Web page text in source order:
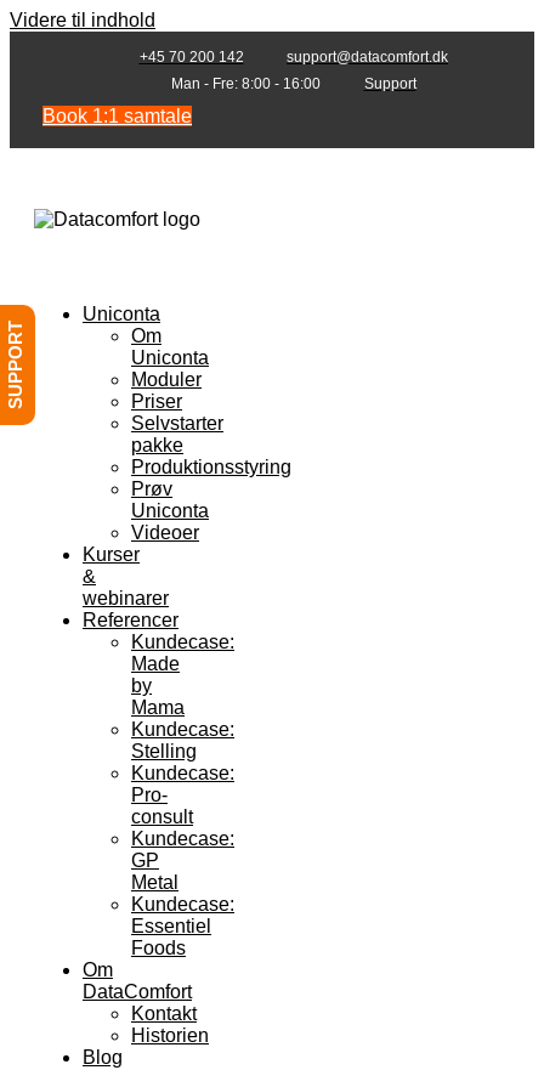
Videre til indhold
+45 70 200 142
support@datacomfort.dk
Man - Fre: 8:00 - 16:00
Support
Book 1:1 samtale
Uniconta
Om
Uniconta
Moduler
Priser
Selvstarter
pakke
Produktionsstyring
Prøv
Uniconta
Videoer
Kurser
&
webinarer
Referencer
Kundecase:
Made
by
Mama
Kundecase:
Stelling
Kundecase:
Pro-
consult
Kundecase:
GP
Metal
Kundecase:
Essentiel
Foods
Om
DataComfort
Kontakt
Historien
Blog
SUPPORT